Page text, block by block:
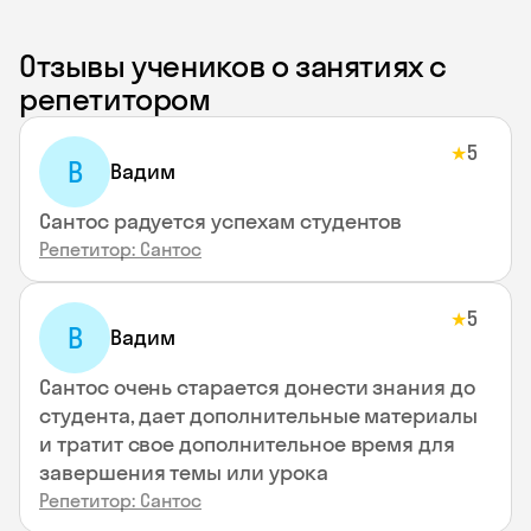
Отзывы учеников о занятиях с
репетитором
В Вадим
★5
Сантос радуется успехам студентов
Репетитор: Сантос
В Вадим
★5
Сантос очень старается донести знания до
студента, дает дополнительные материалы
и тратит свое дополнительное время для
завершения темы или урока
Репетитор: Сантос